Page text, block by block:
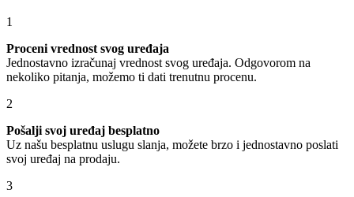
1
Proceni vrednost svog uređaja
Jednostavno izračunaj vrednost svog uređaja. Odgovorom na
nekoliko pitanja, možemo ti dati trenutnu procenu.
2
Pošalji svoj uređaj besplatno
Uz našu besplatnu uslugu slanja, možete brzo i jednostavno poslati
svoj uređaj na prodaju.
3